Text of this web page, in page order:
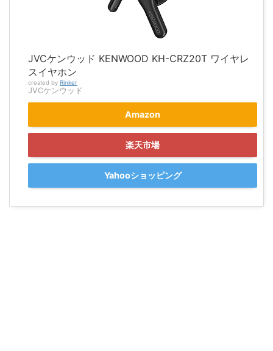
JVCケンウッド KENWOOD KH-CRZ20T ワイヤレ
スイヤホン
created by Rinker
JVCケンウッド
Amazon
楽天市場
Yahooショッピング